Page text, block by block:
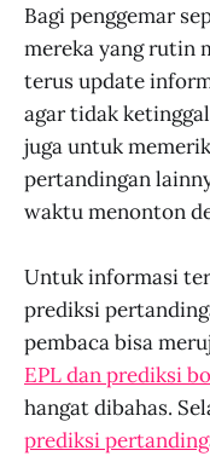
Bagi penggemar
mereka yang rutin
terus update
agar tidak
juga untuk
pertandingan
waktu menonton
Untuk informasi
prediksi
pembaca bisa
EPL dan prediksi
hangat dibahas.
prediksi